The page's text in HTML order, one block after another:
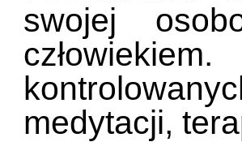
swojej
medytacji,